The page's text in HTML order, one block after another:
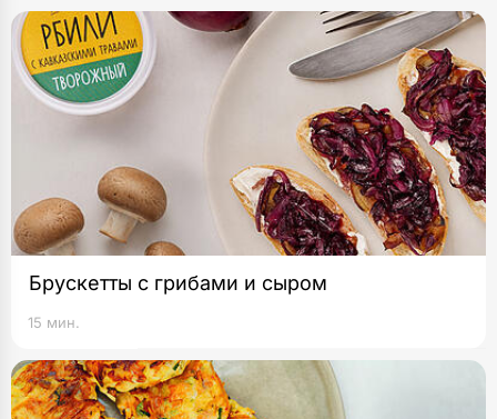
Брускетты с грибами и сыром
15 мин.